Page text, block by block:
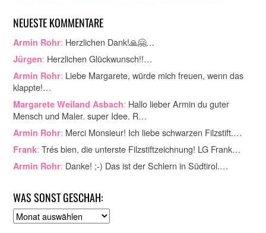
NEUESTE KOMMENTARE
Armin Rohr: Herzlichen Dank!🙏🤗…
Jürgen: Herzlichen Glückwunsch!!…
Armin Rohr: Liebe Margarete, würde mich freuen, wenn das
klappte!…
Margarete Weiland Asbach: Hallo lieber Armin du guter
Mensch und Maler. super Idee. R…
Armin Rohr: Merci Monsieur! Ich liebe schwarzen Filzstift.…
Frank: Trés bien, die unterste Filzstiftzeichnung! LG Frank…
Armin Rohr: Danke! ;-) Das ist der Schlern in Südtirol.…
WAS SONST GESCHAH:
A